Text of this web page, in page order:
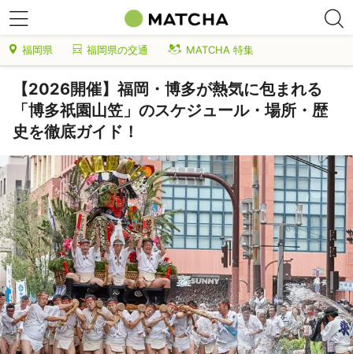
福岡県 福岡県の交通 MATCHA 特集
【2026開催】福岡・博多が熱気に包まれる
「博多祇園山笠」のスケジュール・場所・歴
史を徹底ガイド！